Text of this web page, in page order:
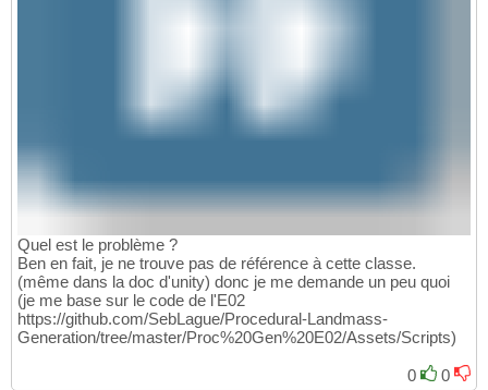
Quel est le problème ?
Ben en fait, je ne trouve pas de référence à cette classe.
(même dans la doc d'unity) donc je me demande un peu quoi
(je me base sur le code de l'E02
https://github.com/SebLague/Procedural-Landmass-
Generation/tree/master/Proc%20Gen%20E02/Assets/Scripts)
0 0